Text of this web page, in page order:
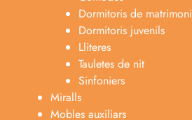
Dormitoris de matrimoni
Dormitoris juvenils
Lliteres
Tauletes de nit
Sinfoniers
Miralls
Mobles auxiliars